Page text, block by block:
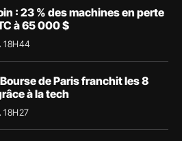
: 23 % des machines en perte
à 65 000 $
18H44
de Paris franchit les 8
à la tech
18H27